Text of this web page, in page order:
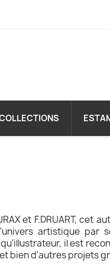
et F.DRUART, cet
artistique par
il est
bien d'autres projets